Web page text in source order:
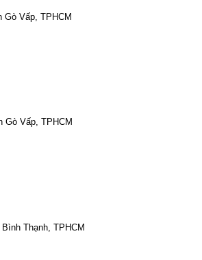
Gò Vấp, TPHCM
Gò Vấp, TPHCM
Thạnh, TPHCM